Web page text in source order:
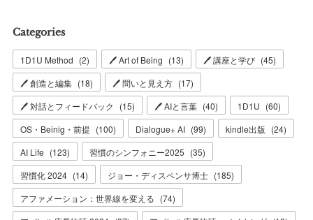
Categories
1D1U Method (2) 🖊 Art of Being (13) 🖊 講座と学び (45)
🖊 創造と編集 (18) 🖊 問いと見え方 (17)
🖊 対話とフィードバック
(15) 🖊 AIと言葉 (40) 1D1U (60)
OS・Beinig・前提 (100) Dialogue+ AI (99) kindle出版 (24)
AI Life (123) 習慣のシンフォニー2025 (35)
習慣化 2024 (14) ジョー・ディスペンサ博士 (185)
アファメーション：世界線を変える (74)